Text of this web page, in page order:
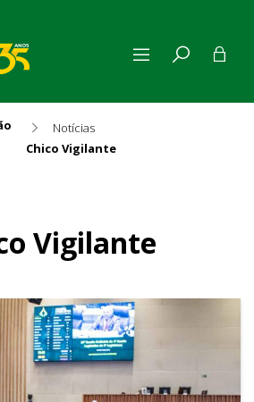
Notícias
Chico Vigilante
Vigilante